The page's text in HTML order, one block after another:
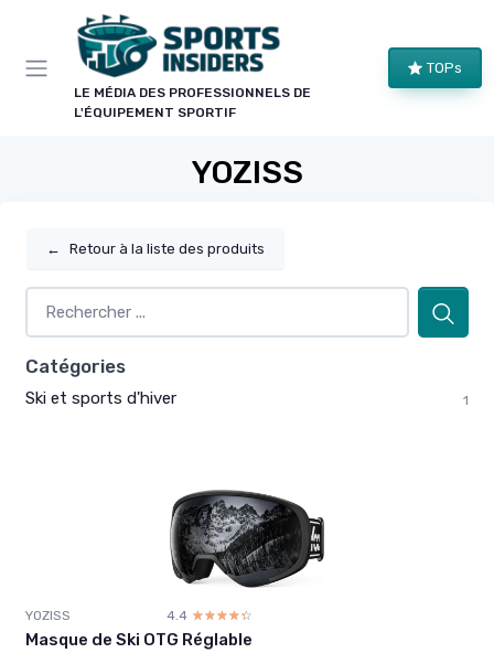
LE MÉDIA DES PROFESSIONNELS DE
L'ÉQUIPEMENT SPORTIF
TOPs
YOZISS
← Retour à la liste des produits
Catégories
Ski et sports d'hiver 1
YOZISS 4.4 ☆☆☆☆☆
★★★★★
Masque de Ski OTG Réglable
Panneau de gestion des cookies